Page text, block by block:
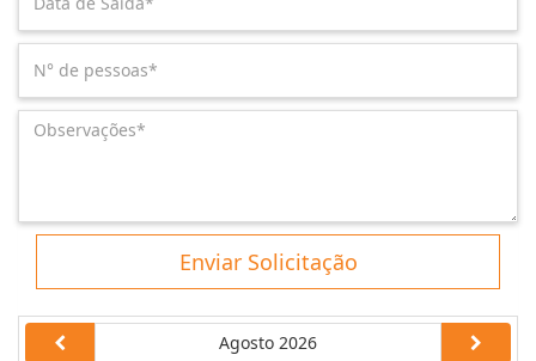
Enviar Solicitação
Agosto 2026